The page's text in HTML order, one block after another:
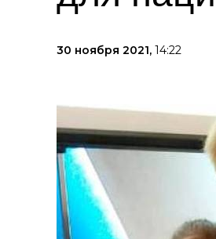
30 ноября 2021, 14:22